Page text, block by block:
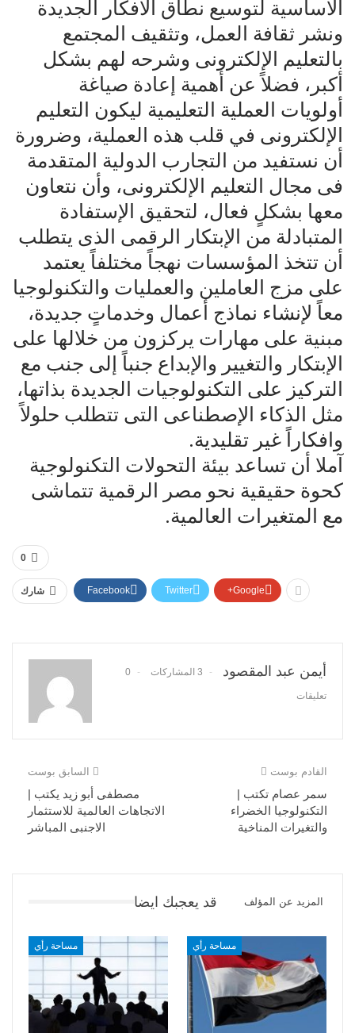
الأساسية لتوسيع نطاق الأفكار الجديدة
ونشر ثقافة العمل، وتثقيف المجتمع
بالتعليم الإلكترونى وشرحه لهم بشكل
أكبر، فضلاً عن أهمية إعادة صياغة
أولويات العملية التعليمية ليكون التعليم
الإلكترونى في قلب هذه العملية، وضرورة
أن نستفيد من التجارب الدولية المتقدمة
فى مجال التعليم الإلكترونى، وأن نتعاون
معها بشكلٍ فعال، لتحقيق الإستفادة
المتبادلة من الإبتكار الرقمى الذى يتطلب
أن تتخذ المؤسسات نهجاً مختلفاً يعتمد
على مزج العاملين والعمليات والتكنولوجيا
معاً لإنشاء نماذج أعمال وخدماتٍ جديدة،
مبنية على مهارات يركزون من خلالها على
الإبتكار والتغيير والإبداع جنباً إلى جنب مع
التركيز على التكنولوجيات الجديدة بذاتها،
مثل الذكاء الإصطناعى التى تتطلب حلولاً
وافكاراً غير تقليدية.
آملا أن تساعد بيئة التحولات التكنولوجية
كحوة حقيقية نحو مصر الرقمية تتماشى
مع المتغيرات العالمية.
0
شارك Facebook Twitter Google+
أيمن عبد المقصود 3 المشاركات 0
تعليقات
السابق بوست
مصطفى أبو زيد يكتب |
الاتجاهات العالمية للاستثمار
الاجنبى المباشر
القادم بوست
سمر عصام تكتب |
التكنولوجيا الخضراء
والتغيرات المناخية
قد يعجبك ايضا المزيد عن المؤلف
مساحة رأي مساحة رأي